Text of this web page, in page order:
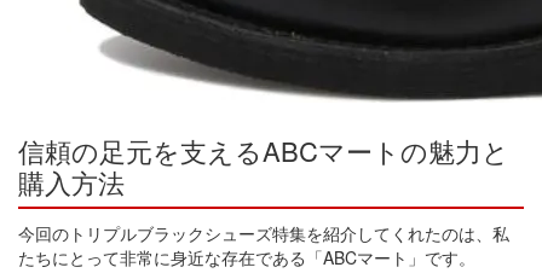
信頼の足元を支えるABCマートの魅力と
購入方法
今回のトリプルブラックシューズ特集を紹介してくれたのは、私
たちにとって非常に身近な存在である「ABCマート」です。